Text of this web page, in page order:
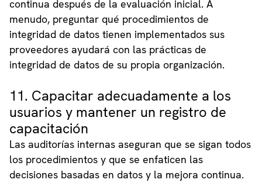
continua después de la evaluación inicial. A
menudo, preguntar qué procedimientos de
integridad de datos tienen implementados sus
proveedores ayudará con las prácticas de
integridad de datos de su propia organización.
11. Capacitar adecuadamente a los
usuarios y mantener un registro de
capacitación
Las auditorías internas aseguran que se sigan todos
los procedimientos y que se enfaticen las
decisiones basadas en datos y la mejora continua.